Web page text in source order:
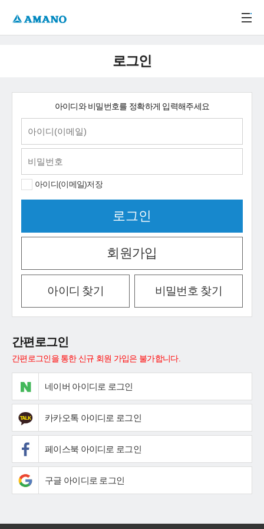
로그인
아이디와 비밀번호를 정확하게 입력해주세요
아이디(이메일)저장
회원가입
아이디 찾기 비밀번호 찾기
간편로그인
간편로그인을 통한 신규 회원 가입은 불가합니다.
네이버 아이디로 로그인
카카오톡 아이디로 로그인
페이스북 아이디로 로그인
구글 아이디로 로그인